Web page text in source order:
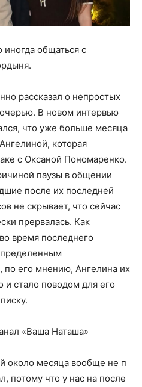
иногда общаться с
рассказал о непростых
В новом интервью
что уже больше месяца
которая
с Оксаной Пономаренко.
паузы в общении
после их последней
не скрывает, что сейчас
прервалась. Как
время последнего
по его мнению, Ангелина их
стало поводом для его
«Ваша Наташа»
около месяца вообще не п
потому что у нас на после